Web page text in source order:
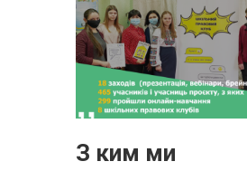
З ким ми